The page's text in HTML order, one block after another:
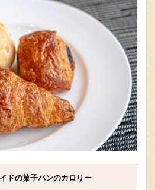
ドの菓子パンのカロリー